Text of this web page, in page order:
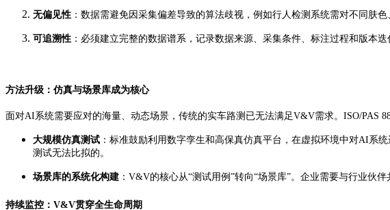
无偏见性 ：数据需避免因采集偏差导致的算法歧视，例如行人检测系统需对不同肤
可追溯性 ：必须建立完整的数据谱系，记录数据来源、采集条件、标注过程和版本
方法升级：仿真与场景库成为核心
面对AI系统需要应对的海量、动态场景，传统的实车路测已无法满足V&V需求。ISO/PAS
大规模仿真测试 ：标准鼓励利用数字孪生和高保真仿真平台，在虚拟环境中对AI系
测试无法比拟的。
场景库的系统化构建 ：V&V的核心从“测试用例”转向“场景库”。企业需要与行业伙
持续监控：V&V贯穿全生命周期